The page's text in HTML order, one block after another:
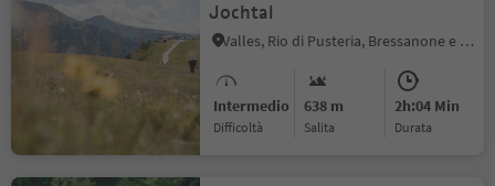
Jochtal
Valles, Rio di Pusteria, Bressanone e dintorni
Intermedio
Difficoltà
638 m
Salita
2h:04 Min
durata